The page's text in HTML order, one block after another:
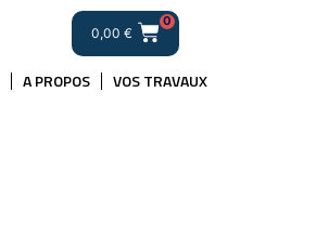
0,00 €
0
A PROPOS VOS TRAVAUX